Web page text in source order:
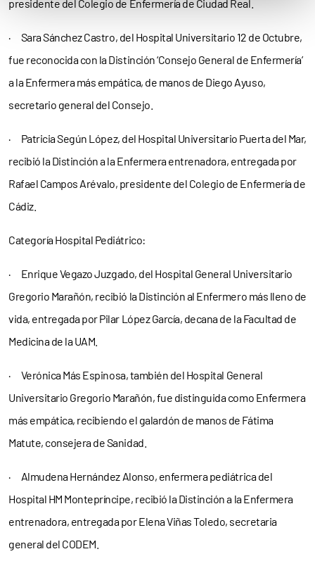
presidente del Colegio de Enfermería de Ciudad Real.
· Sara Sánchez Castro, del Hospital Universitario 12 de Octubre,
fue reconocida con la Distinción ‘Consejo General de Enfermería’
a la Enfermera más empática, de manos de Diego Ayuso,
secretario general del Consejo.
· Patricia Según López, del Hospital Universitario Puerta del Mar,
recibió la Distinción a la Enfermera entrenadora, entregada por
Rafael Campos Arévalo, presidente del Colegio de Enfermería de
Cádiz.
Categoría Hospital Pediátrico:
· Enrique Vegazo Juzgado, del Hospital General Universitario
Gregorio Marañón, recibió la Distinción al Enfermero más lleno de
vida, entregada por Pilar López García, decana de la Facultad de
Medicina de la UAM.
· Verónica Más Espinosa, también del Hospital General
Universitario Gregorio Marañón, fue distinguida como Enfermera
más empática, recibiendo el galardón de manos de Fátima
Matute, consejera de Sanidad.
· Almudena Hernández Alonso, enfermera pediátrica del
Hospital HM Montepríncipe, recibió la Distinción a la Enfermera
entrenadora, entregada por Elena Viñas Toledo, secretaria
general del CODEM.